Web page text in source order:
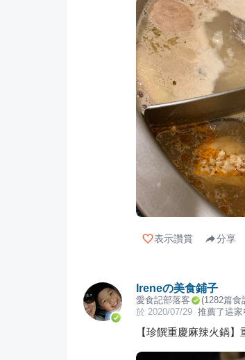
表示讚賞 分享
Ireneの美食鋪子
愛食記部落客 (1282篇食
於 2020/07/29 推薦了這家
【珍饌重慶麻辣火鍋